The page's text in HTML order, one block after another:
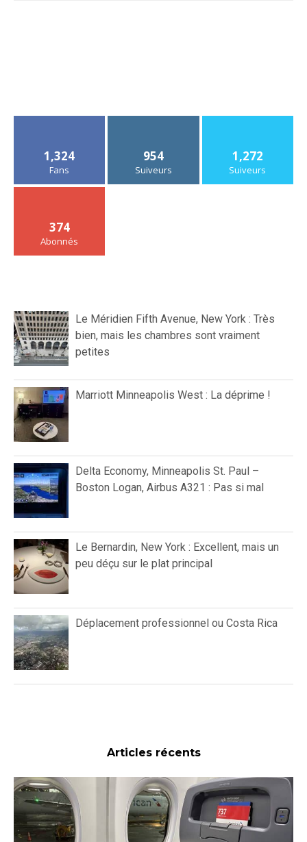
1,324
Fans
954
Suiveurs
1,272
Suiveurs
374
Abonnés
Le Méridien Fifth Avenue, New York : Très
bien, mais les chambres sont vraiment
petites
Marriott Minneapolis West : La déprime !
Delta Economy, Minneapolis St. Paul –
Boston Logan, Airbus A321 : Pas si mal
Le Bernardin, New York : Excellent, mais un
peu déçu sur le plat principal
Déplacement professionnel ou Costa Rica
Articles récents